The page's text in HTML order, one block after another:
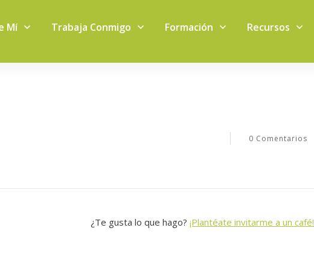
Mí Trabaja Conmigo Formación Recursos
0 Comentarios
¿Te gusta lo que hago?¡Plantéate invitarme a un café!